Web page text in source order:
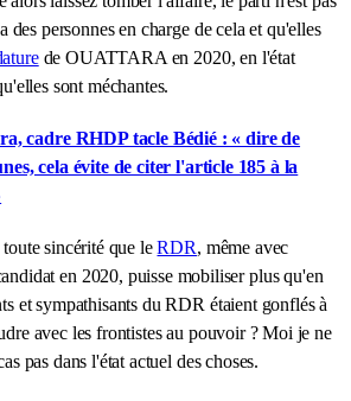
des personnes en charge de cela et qu'elles
de OUATTARA en 2020, en l'état
sont méchantes.
cadre RHDP tacle Bédié : « dire de
cela évite de citer l'article 185 à la
toute sincérité que leRDR, même avec
en 2020, puisse mobiliser plus qu'en
et sympathisants du RDR étaient gonflés à
avec les frontistes au pouvoir ? Moi je ne
pas dans l'état actuel des choses.